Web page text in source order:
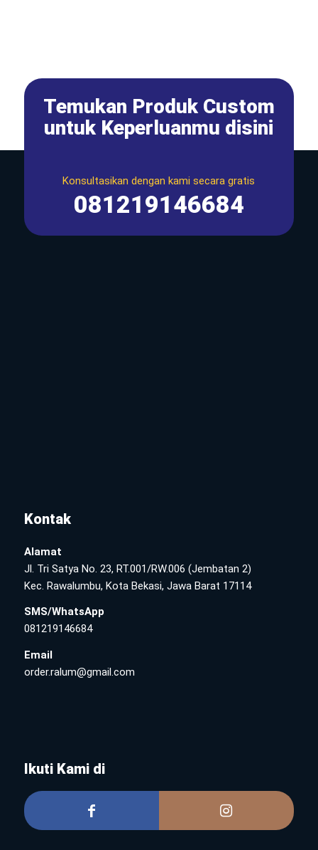
Temukan Produk Custom
untuk Keperluanmu disini
Konsultasikan dengan kami secara gratis
081219146684
Kontak
Alamat
Jl. Tri Satya No. 23, RT.001/RW.006 (Jembatan 2)
Kec. Rawalumbu, Kota Bekasi, Jawa Barat 17114
SMS/WhatsApp
081219146684
Email
order.ralum@gmail.com
Ikuti Kami di